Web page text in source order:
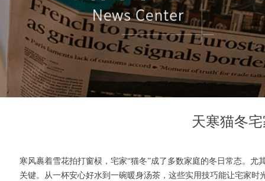
天寒猫冬
寒风裹着雪花拍打窗棂，宅家“猫冬”成了多数家庭的冬日常态。
关键。从一杯安心好水到一碗暖身汤茶，这些实用技巧能让宅家时
首页 ꄲ 相关资讯 ꄲ 天寒猫冬宅家记：守护老小，从安心饮水到